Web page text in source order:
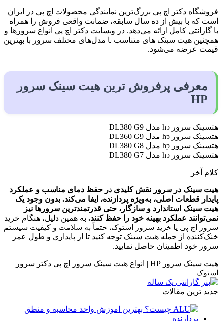
فروشگاه دکتر اچ پی بزرگ‌ترین نمایندگی محصولات اچ پی در ایران
است که با بیش از ده سال سابقه، ضمانت واقعی فروش را همراه
با گارانتی کامل ارائه می‌دهد. در وبسایت دکتر اچ پی انواع سرورها و
همچنین هیت سینک‌ های متناسب با مدل‌های مختلف سرور با بهترین
قیمت عرضه می‌شود.
معرفی پرفروش ترین هیت سینک سرور
HP
هتسینک سرور hp مدل DL380 G9
هتسینک سرور hp مدل DL360 G9
هتسینک سرور hp مدل DL380 G8
هتسینک سرور hp مدل DL380 G7
کلام آخر
هیت سینک در سرور نقش کلیدی در حفظ دمای مناسب و عملکرد
پایدار قطعات اصلی، به‌ویژه پردازنده، ایفا می‌کند. بدون وجود یک
هیت سینک استاندارد و سازگار، حتی قدرتمندترین سرورها نیز
نمی‌توانند عملکرد بهینه خود را حفظ کنند. به همین دلیل، هنگام خرید
سرور اچ پی یا خرید سرور استوک، حتماً به سلامت و کیفیت سیستم
خنک‌کننده از جمله هیت سینک توجه کنید تا از پایداری و طول عمر
سرور خود اطمینان حاصل نمایید.
هیت سینک سرور HP | انواع هیت سینک سرور اچ پی دکتر سرور
استوک
جدید ترین مقالات